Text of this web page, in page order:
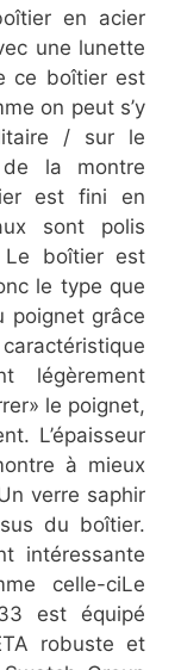
en acier
une lunette
ce boîtier est
on peut s’y
/ sur le
la montre
est fini en
sont polis
Le boîtier est
le type que
poignet grâce
légèrement
le poignet,
L’épaisseur
à mieux
verre saphir
du boîtier.
intéressante
celle-ciLe
est équipé
robuste et